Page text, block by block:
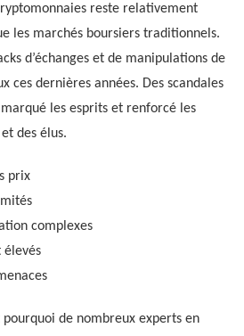
reste relativement
les marchés boursiers traditionnels.
d’échanges et de manipulations de
ces dernières années. Des scandales
les esprits et renforcé les
des élus.
prix
complexes
élevés
de nombreux experts en